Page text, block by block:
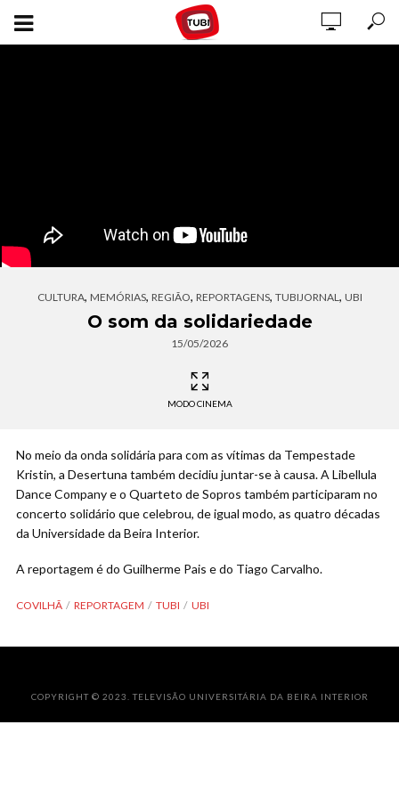
CULTURA, MEMÓRIAS, REGIÃO, REPORTAGENS, TUBIJORNAL, UBI
O som da solidariedade
15/05/2026
MODO CINEMA
No meio da onda solidária para com as vítimas da Tempestade
Kristin, a Desertuna também decidiu juntar-se à causa. A Libellula
Dance Company e o Quarteto de Sopros também participaram no
concerto solidário que celebrou, de igual modo, as quatro décadas
da Universidade da Beira Interior.
A reportagem é do Guilherme Pais e do Tiago Carvalho.
COVILHÃ REPORTAGEM TUBI UBI
COPYRIGHT © 2023. TELEVISÃO UNIVERSITÁRIA DA BEIRA INTERIOR